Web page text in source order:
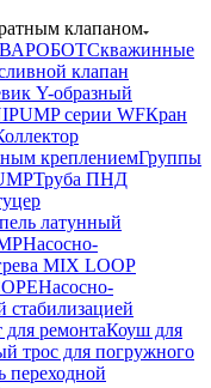
клапаном
Скважинные
клапан
Y-образный
серии WFКран
креплениемГруппы
Труба ПНД
латунный
Насосно-
MIX LOOP
Насосно-
стабилизацией
ремонтаКоуш для
трос для погружного
переходной